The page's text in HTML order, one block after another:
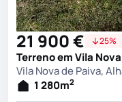
21 900 € 25%
Vila Nova de Paiva,
1 280m2